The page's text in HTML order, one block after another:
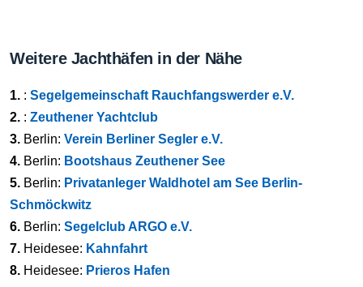
Weitere Jachthäfen in der Nähe
1. : Segelgemeinschaft Rauchfangswerder e.V.
2. : Zeuthener Yachtclub
3. Berlin: Verein Berliner Segler e.V.
4. Berlin: Bootshaus Zeuthener See
5. Berlin: Privatanleger Waldhotel am See Berlin-
Schmöckwitz
6. Berlin: Segelclub ARGO e.V.
7. Heidesee: Kahnfahrt
8. Heidesee: Prieros Hafen